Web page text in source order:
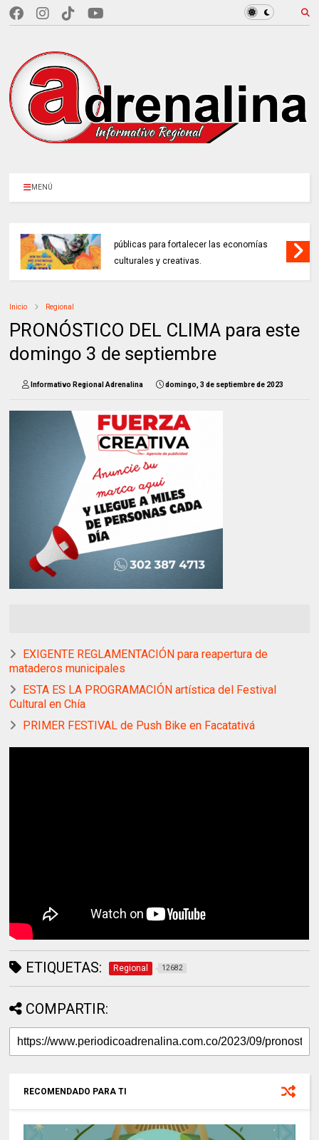
MENÚ
públicas para fortalecer las economías
culturales y creativas.
Inicio Regional
PRONÓSTICO DEL CLIMA para este
domingo 3 de septiembre
Informativo Regional Adrenalina domingo, 3 de septiembre de 2023
EXIGENTE REGLAMENTACIÓN para reapertura de
mataderos municipales
ESTA ES LA PROGRAMACIÓN artística del Festival
Cultural en Chía
PRIMER FESTIVAL de Push Bike en Facatativá
ETIQUETAS: Regional 12682
COMPARTIR:
RECOMENDADO PARA TI